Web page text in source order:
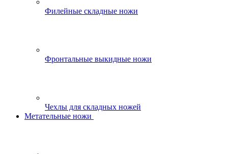
Филейные складные ножи
Фронтальные выкидные ножи
Чехлы для складных ножей
Метательные ножи